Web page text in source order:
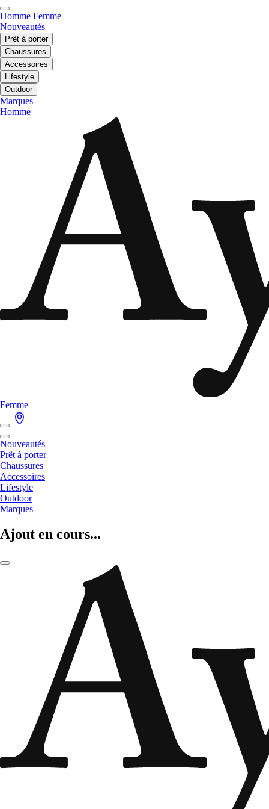
Homme Femme
Nouveautés
Prêt à porter
Chaussures
Accessoires
Lifestyle
Outdoor
Marques
Homme
Femme
Nouveautés
Prêt à porter
Chaussures
Accessoires
Lifestyle
Outdoor
Marques
Ajout en cours...